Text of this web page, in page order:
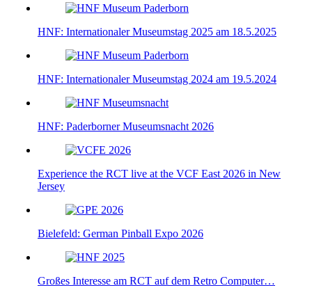
HNF: Internationaler Museumstag 2025 am 18.5.2025
HNF: Internationaler Museumstag 2024 am 19.5.2024
HNF: Paderborner Museumsnacht 2026
Experience the RCT live at the VCF East 2026 in New
Jersey
Bielefeld: German Pinball Expo 2026​
Großes Interesse am RCT auf dem Retro Computer…